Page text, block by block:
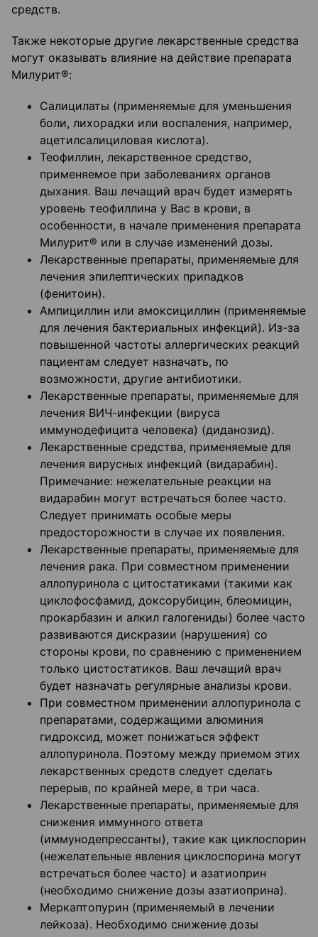
средств.
Также некоторые другие лекарственные средства
могут оказывать влияние на действие препарата
Милурит®:
Салицилаты (применяемые для уменьшения
боли, лихорадки или воспаления, например,
ацетилсалициловая кислота).
Теофиллин, лекарственное средство,
применяемое при заболеваниях органов
дыхания. Ваш лечащий врач будет измерять
уровень теофиллина у Вас в крови, в
особенности, в начале применения препарата
Милурит® или в случае изменений дозы.
Лекарственные препараты, применяемые для
лечения эпилептических припадков
(фенитоин).
Ампициллин или амоксициллин (применяемые
для лечения бактериальных инфекций). Из-за
повышенной частоты аллергических реакций
пациентам следует назначать, по
возможности, другие антибиотики.
Лекарственные препараты, применяемые для
лечения ВИЧ-инфекции (вируса
иммунодефицита человека) (диданозид).
Лекарственные средства, применяемые для
лечения вирусных инфекций (видарабин).
Примечание: нежелательные реакции на
видарабин могут встречаться более часто.
Следует принимать особые меры
предосторожности в случае их появления.
Лекарственные препараты, применяемые для
лечения рака. При совместном применении
аллопуринола с цитостатиками (такими как
циклофосфамид, доксорубицин, блеомицин,
прокарбазин и алкил галогениды) более часто
развиваются дискразии (нарушения) со
стороны крови, по сравнению с применением
только цистостатиков. Ваш лечащий врач
будет назначать регулярные анализы крови.
При совместном применении аллопуринола с
препаратами, содержащими алюминия
гидроксид, может понижаться эффект
аллопуринола. Поэтому между приемом этих
лекарственных средств следует сделать
перерыв, по крайней мере, в три часа.
Лекарственные препараты, применяемые для
снижения иммунного ответа
(иммунодепрессанты), такие как циклоспорин
(нежелательные явления циклоспорина могут
встречаться более часто) и азатиоприн
(необходимо снижение дозы азатиоприна).
Меркаптопурин (применяемый в лечении
лейкоза). Необходимо снижение дозы